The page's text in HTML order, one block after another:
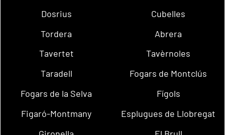
Dosrius
Cubelles
Tordera
Abrera
Tavertet
Tavèrnoles
Taradell
Fogars de Montclús
Fogars de la Selva
Fígols
Figaró-Montmany
Esplugues de Llobregat